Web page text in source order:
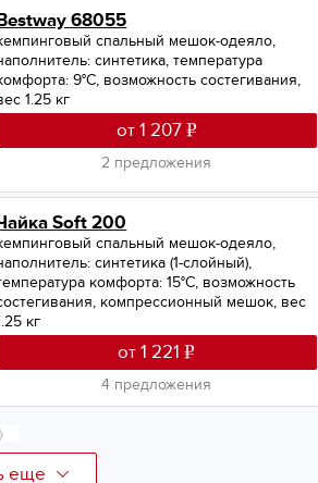
68055
спальный мешок-одеяло,
синтетика, температура
9°С, возможность состегивания,
1.25 кг
от 1 207
2 предложения
Soft 200
спальный мешок-одеяло,
синтетика (1-слойный),
комфорта: 15°С, возможность
компрессионный мешок, вес
кг
от 1 221
4 предложения
еще